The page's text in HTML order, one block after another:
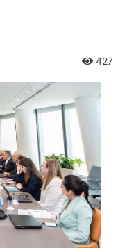
427